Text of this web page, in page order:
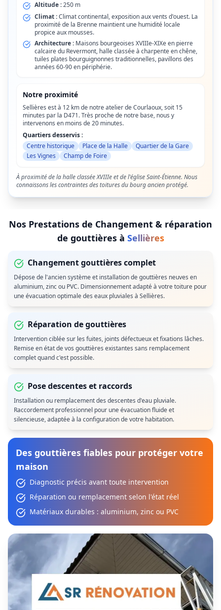
Altitude :250 m
Climat :Climat continental, exposition aux vents d'ouest. La
proximité de la Brenne maintient une humidité locale
propice aux mousses.
Architecture : Maisons bourgeoises XVIIIe-XIXe en pierre
calcaire du Revermont, halle classée à charpente en chêne,
tuiles plates bourguignonnes traditionnelles, pavillons des
années 60-90 en périphérie.
Notre proximité
Sellières est à 12 km de notre atelier de Courlaoux, soit 15
minutes par la D471. Très proche de notre base, nous y
intervenons en moins de 20 minutes.
Quartiers desservis :
Centre historique
Place de la Halle
Quartier de la Gare
Les Vignes
Champ de Foire
À proximité de la halle classée XVIIIe et de l'église Saint-Étienne. Nous
connaissons les contraintes des toitures du bourg ancien protégé.
Nos Prestations de Changement & réparation
de gouttièresà Sellières
Changement gouttières complet
Dépose de l'ancien système et installation de gouttières neuves en
aluminium, zinc ou PVC. Dimensionnement adapté à votre toiture pour
une évacuation optimale des eaux pluviales à Sellières.
Réparation de gouttières
Intervention ciblée sur les fuites, joints défectueux et fixations lâches.
Remise en état de vos gouttières existantes sans remplacement
complet quand c'est possible.
Pose descentes et raccords
Installation ou remplacement des descentes d'eau pluviale.
Raccordement professionnel pour une évacuation fluide et
silencieuse, adaptée à la configuration de votre habitation.
Des gouttières fiables pour protéger votre
maison
Diagnostic précis avant toute intervention
Réparation ou remplacement selon l'état réel
Matériaux durables : aluminium, zinc ou PVC